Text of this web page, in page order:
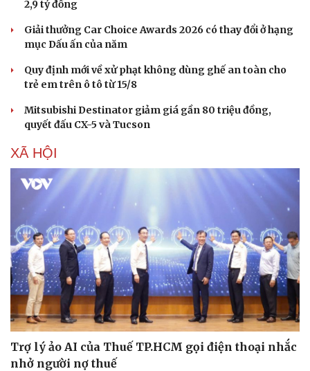
Làm đẹp - giảm cân
Ăn sạch sống khỏe
2,9 tỷ đồng
Giải thưởng Car Choice Awards 2026 có thay đổi ở hạng
mục Dấu ấn của năm
Quy định mới về xử phạt không dùng ghế an toàn cho
trẻ em trên ô tô từ 15/8
Mitsubishi Destinator giảm giá gần 80 triệu đồng,
quyết đấu CX-5 và Tucson
XÃ HỘI
Trợ lý ảo AI của Thuế TP.HCM gọi điện thoại nhắc
nhở người nợ thuế